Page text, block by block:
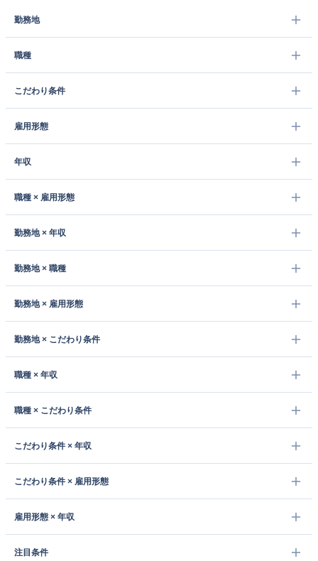
勤務地
職種
こだわり条件
雇用形態
年収
職種 × 雇用形態
勤務地 × 年収
勤務地 × 職種
勤務地 × 雇用形態
勤務地 × こだわり条件
職種 × 年収
職種 × こだわり条件
こだわり条件 × 年収
こだわり条件 × 雇用形態
雇用形態 × 年収
注目条件